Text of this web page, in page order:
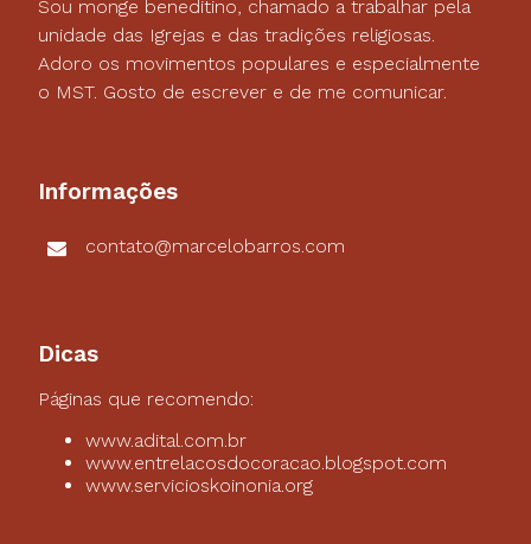
Sou monge beneditino, chamado a trabalhar pela
unidade das Igrejas e das tradições religiosas.
Adoro os movimentos populares e especialmente
o MST. Gosto de escrever e de me comunicar.
Informações
contato@marcelobarros.com
Dicas
Páginas que recomendo:
www.adital.com.br
www.entrelacosdocoracao.blogspot.com
www.servicioskoinonia.org